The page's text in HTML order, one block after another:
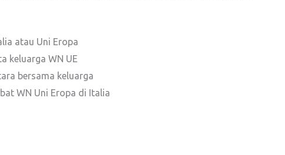
atau Uni Eropa
keluarga WN UE
bersama keluarga
WN Uni Eropa di Italia